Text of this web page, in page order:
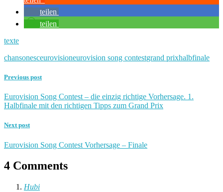
teilen
teilen
texte
chansonesceurovisioneurovision song contestgrand prixhalbfinale
Previous post
Eurovision Song Contest – die einzig richtige Vorhersage. 1.
Halbfinale mit den richtigen Tipps zum Grand Prix
Next post
Eurovision Song Contest Vorhersage – Finale
4 Comments
Hubi